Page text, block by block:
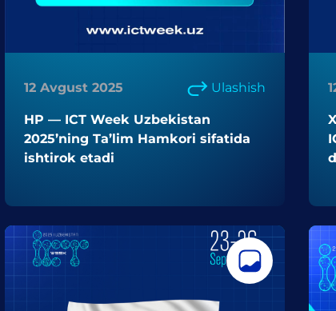
12 Avgust 2025 Ulashish
HP — ICT Week Uzbekistan
2025’ning Ta’lim Hamkori sifatida
ishtirok etadi